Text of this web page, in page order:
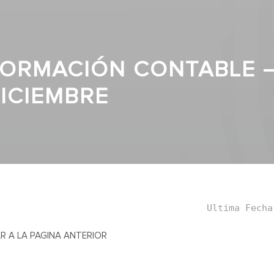
CONTABLE
Ultima
A LA PAGINA ANTERIOR